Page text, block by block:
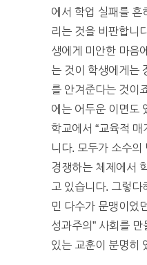
에서 학업 실패를 흔
리는 것을 비판합니
생에게 미안한 마음
는 것이 학생에게는
를 안겨준다는 것이
에는 어두운 이면도
학교에서 “교육적
니다. 모두가 소수의
경쟁하는 체제에서
고 있습니다. 그렇다
민 다수가 문맹이었
성과주의” 사회를
있는 교훈이 분명히